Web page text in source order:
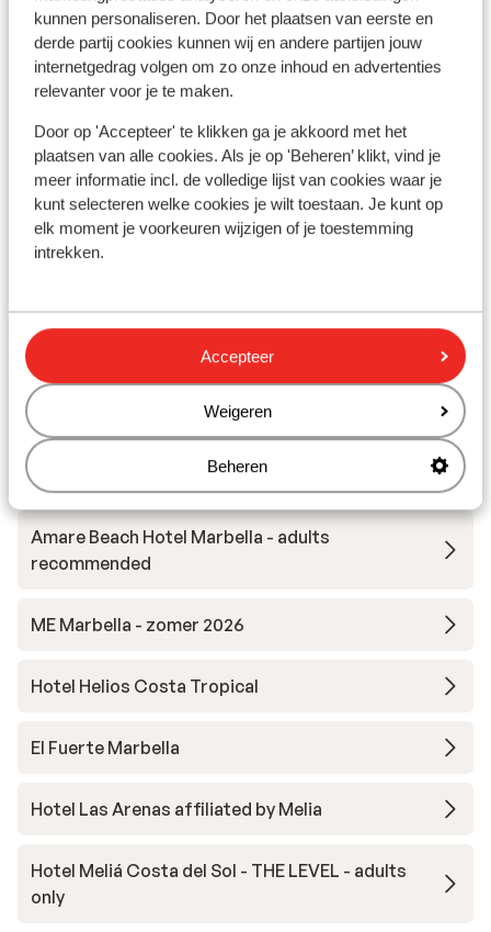
kunnen personaliseren. Door het plaatsen van eerste en
derde partij cookies kunnen wij en andere partijen jouw
internetgedrag volgen om zo onze inhoud en advertenties
relevanter voor je te maken.
Door op 'Accepteer' te klikken ga je akkoord met het
plaatsen van alle cookies. Als je op 'Beheren’ klikt, vind je
meer informatie incl. de volledige lijst van cookies waar je
kunt selecteren welke cookies je wilt toestaan. Je kunt op
elk moment je voorkeuren wijzigen of je toestemming
intrekken.
Accepteer
Weigeren
Beheren
Bekijk op kaart
In de buurt
Strand: 100 m
Centrum: 6 km
Luchthaven: 58 km
Andere accommodaties in Costa del
Sol
Hotel H10 Croma Malaga
Ikos Andalusia
Amare Beach Hotel Marbella - adults
recommended
ME Marbella - zomer 2026
Hotel Helios Costa Tropical
El Fuerte Marbella
Hotel Las Arenas affiliated by Melia
Hotel Meliá Costa del Sol - THE LEVEL - adults
only